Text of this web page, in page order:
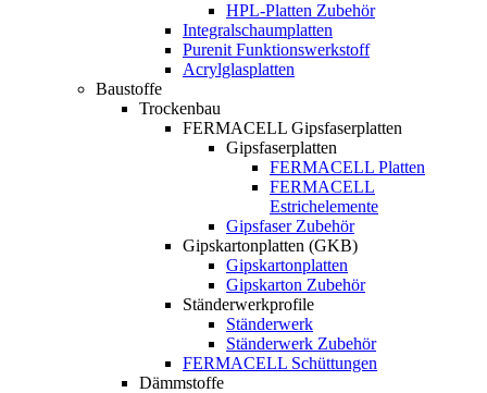
HPL-Platten Zubehör
Integralschaumplatten
Purenit Funktionswerkstoff
Acrylglasplatten
Baustoffe
Trockenbau
FERMACELL Gipsfaserplatten
Gipsfaserplatten
FERMACELL Platten
FERMACELL
Estrichelemente
Gipsfaser Zubehör
Gipskartonplatten (GKB)
Gipskartonplatten
Gipskarton Zubehör
Ständerwerkprofile
Ständerwerk
Ständerwerk Zubehör
FERMACELL Schüttungen
Dämmstoffe